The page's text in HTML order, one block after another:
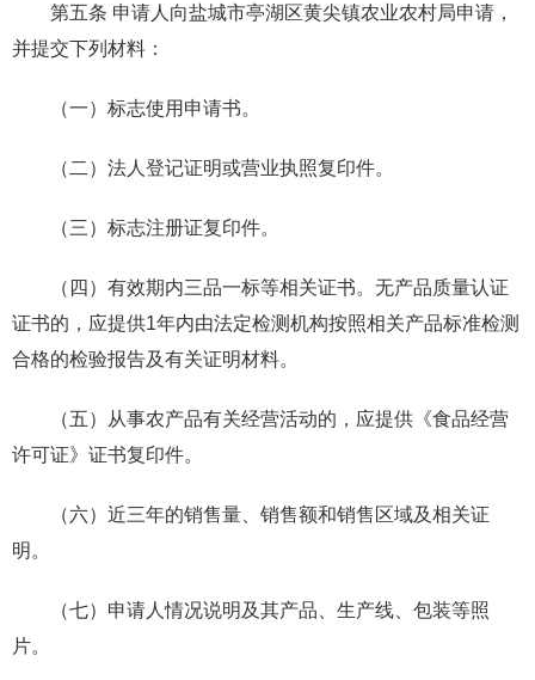
第五条 申请人向盐城市亭湖区黄尖镇农业农村局申请，
并提交下列材料：
（一）标志使用申请书。
（二）法人登记证明或营业执照复印件。
（三）标志注册证复印件。
（四）有效期内三品一标等相关证书。无产品质量认证
证书的，应提供1年内由法定检测机构按照相关产品标准检测
合格的检验报告及有关证明材料。
（五）从事农产品有关经营活动的，应提供《食品经营
许可证》证书复印件。
（六）近三年的销售量、销售额和销售区域及相关证
明。
（七）申请人情况说明及其产品、生产线、包装等照
片。